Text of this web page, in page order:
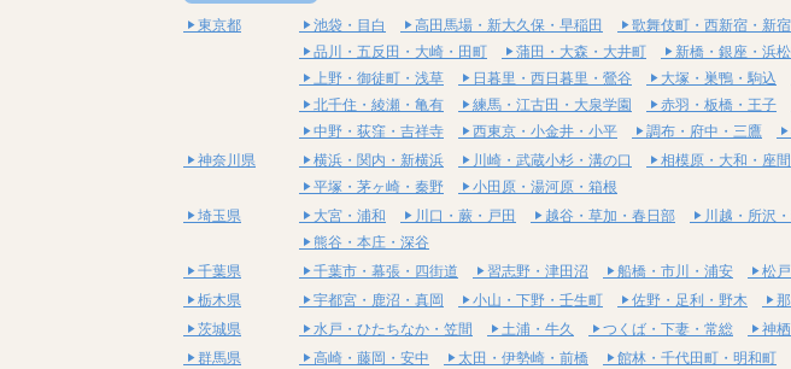
東京都 池袋・目白 高田馬場・新大久保・早稲田 歌舞伎町・西新宿・新
品川・五反田・大崎・田町
蒲田・大森・大井町 新橋・銀座・浜
上野・御徒町・浅草
日暮里・西日暮里・鶯谷 大塚・巣鴨・駒込
北千住・綾瀬・亀有
練馬・江古田・大泉学園 赤羽・板橋・王子
中野・荻窪・吉祥寺
西東京・小金井・小平 調布・府中・三鷹
神奈川県
横浜・関内・新横浜 川崎・武蔵小杉・溝の口 相模原・大和・座間
平塚・茅ヶ崎・秦野
小田原・湯河原・箱根
埼玉県
大宮・浦和 川口・蕨・戸田 越谷・草加・春日部 川越・所沢
熊谷・本庄・深谷
千葉県
千葉市・幕張・四街道 習志野・津田沼 船橋・市川・浦安 松
栃木県
宇都宮・鹿沼・真岡 小山・下野・壬生町 佐野・足利・野木
茨城県
水戸・ひたちなか・笠間 土浦・牛久 つくば・下妻・常総 神
群馬県
高崎・藤岡・安中 太田・伊勢崎・前橋 館林・千代田町・明和町